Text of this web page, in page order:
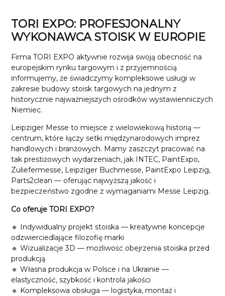
TORI EXPO: PROFESJONALNY
WYKONAWCA STOISK W EUROPIE
Firma TORI EXPO aktywnie rozwija swoją obecność na
europejskim rynku targowym i z przyjemnością
informujemy, że świadczymy kompleksowe usługi w
zakresie budowy stoisk targowych na jednym z
historycznie najważniejszych ośrodków wystawienniczych
Niemiec.
Leipziger Messe to miejsce z wielowiekową historią —
centrum, które łączy setki międzynarodowych imprez
handlowych i branżowych. Mamy zaszczyt pracować na
tak prestiżowych wydarzeniach, jak INTEC, PaintExpo,
Zuliefermesse, Leipziger Buchmesse, PaintExpo Leipzig,
Parts2clean — oferując najwyższą jakość i
bezpieczeństwo zgodne z wymaganiami Messe Leipzig.
Co oferuje TORI EXPO?
🔹 Indywidualny projekt stoiska — kreatywne koncepcje
odzwierciedlające filozofię marki
🔹 Wizualizacje 3D — możliwość obejrzenia stoiska przed
produkcją
🔹 Własna produkcja w Polsce i na Ukrainie —
elastyczność, szybkość i kontrola jakości
🔹 Kompleksowa obsługa — logistyka, montaż i